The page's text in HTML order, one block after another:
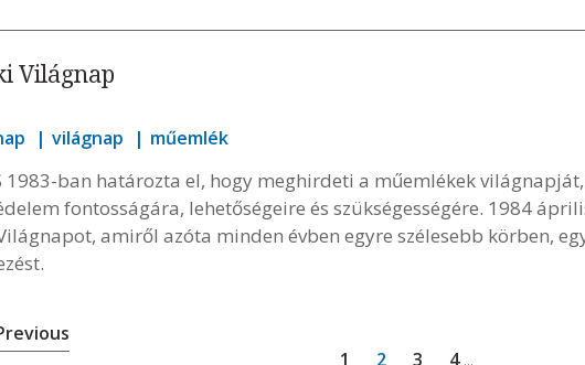
Világnap
világnap műemlék
1983-ban határozta el, hogy meghirdeti a műemlékek
fontosságára, lehetőségeire és szükségességére. 1984
amiről azóta minden évben egyre szélesebb körben,
1
2 3 4...